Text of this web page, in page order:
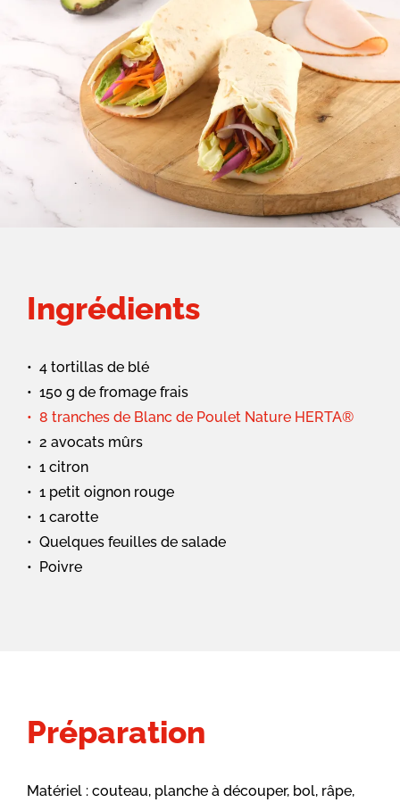
Ingrédients
4 tortillas de blé
150 g de fromage frais
8 tranches de Blanc de Poulet Nature HERTA®
2 avocats mûrs
1 citron
1 petit oignon rouge
1 carotte
Quelques feuilles de salade
Poivre
Préparation
Matériel : couteau, planche à découper, bol, râpe,